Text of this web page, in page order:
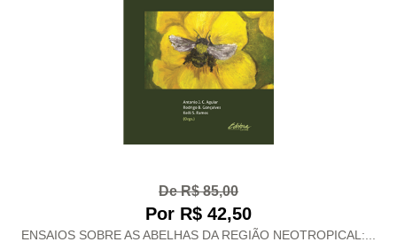
De R$ 85,00
Por R$ 42,50
ENSAIOS SOBRE AS ABELHAS DA REGIÃO NEOTROPICAL:...